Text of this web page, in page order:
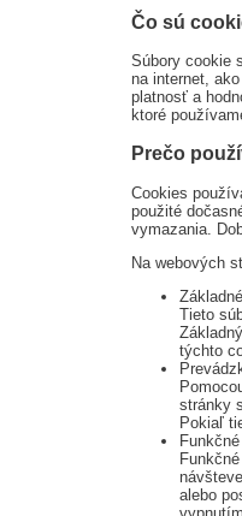
Čo sú
Súbory cookie
na internet,
platnosť a
ktoré
Prečo
Cookies
použité
vymazania.
Na webových
Tieto
týchto
stránky
Pokiaľ
alebo